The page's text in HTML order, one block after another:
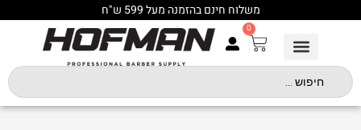
משלוח חינם בהזמנה מעל 599 ש"ח
0